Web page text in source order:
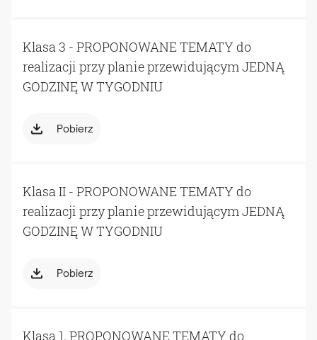
Klasa 3 - PROPONOWANE TEMATY do
realizacji przy planie przewidującym JEDNĄ
GODZINĘ W TYGODNIU
Pobierz
Klasa II - PROPONOWANE TEMATY do
realizacji przy planie przewidującym JEDNĄ
GODZINĘ W TYGODNIU
Pobierz
Klasa 1. PROPONOWANE TEMATY do